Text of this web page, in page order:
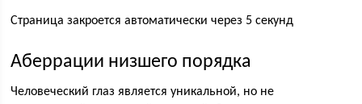
Страница закроется автоматически через 5 секунд
Аберрации низшего порядка
Человеческий глаз является уникальной, но не